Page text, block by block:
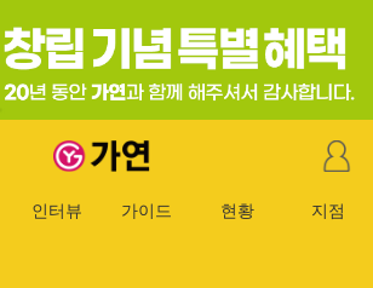
가연 결혼정보회사
마
이
이
인터뷰 가이드 현황 지점